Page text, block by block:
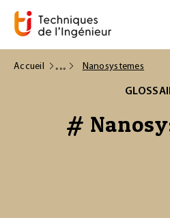
Accueil Nanosystemes
#